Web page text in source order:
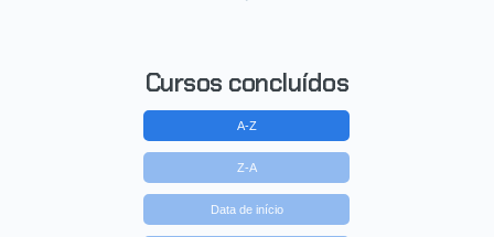
Cursos concluídos
A-Z
Z-A
Data de início